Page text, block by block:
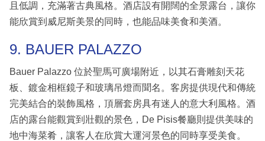
且低調，充滿著古典風格。酒店設有開闊的全景露台，讓你
能欣賞到威尼斯美景的同時，也能品味美食和美酒。
9. BAUER PALAZZO
Bauer Palazzo 位於聖馬可廣場附近，以其石膏雕刻天花
板、鍍金相框鏡子和玻璃吊燈而聞名。客房提供現代和傳統
完美結合的裝飾風格，頂層套房具有迷人的意大利風格。酒
店的露台能觀賞到壯觀的景色，De Pisis餐廳則提供美味的
地中海菜肴，讓客人在欣賞大運河景色的同時享受美食。